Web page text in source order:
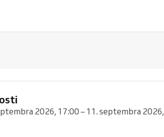
2026, 17:00 – 11. septembra 2026,